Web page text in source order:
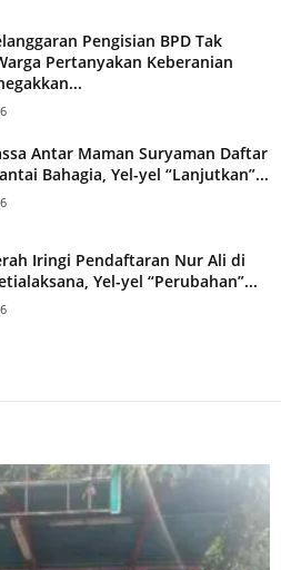
Pengisian BPD Tak
Pertanyakan Keberanian
Antar Maman Suryaman Daftar
Bahagia, Yel-yel “Lanjutkan”...
Iringi Pendaftaran Nur Ali di
Yel-yel “Perubahan”...